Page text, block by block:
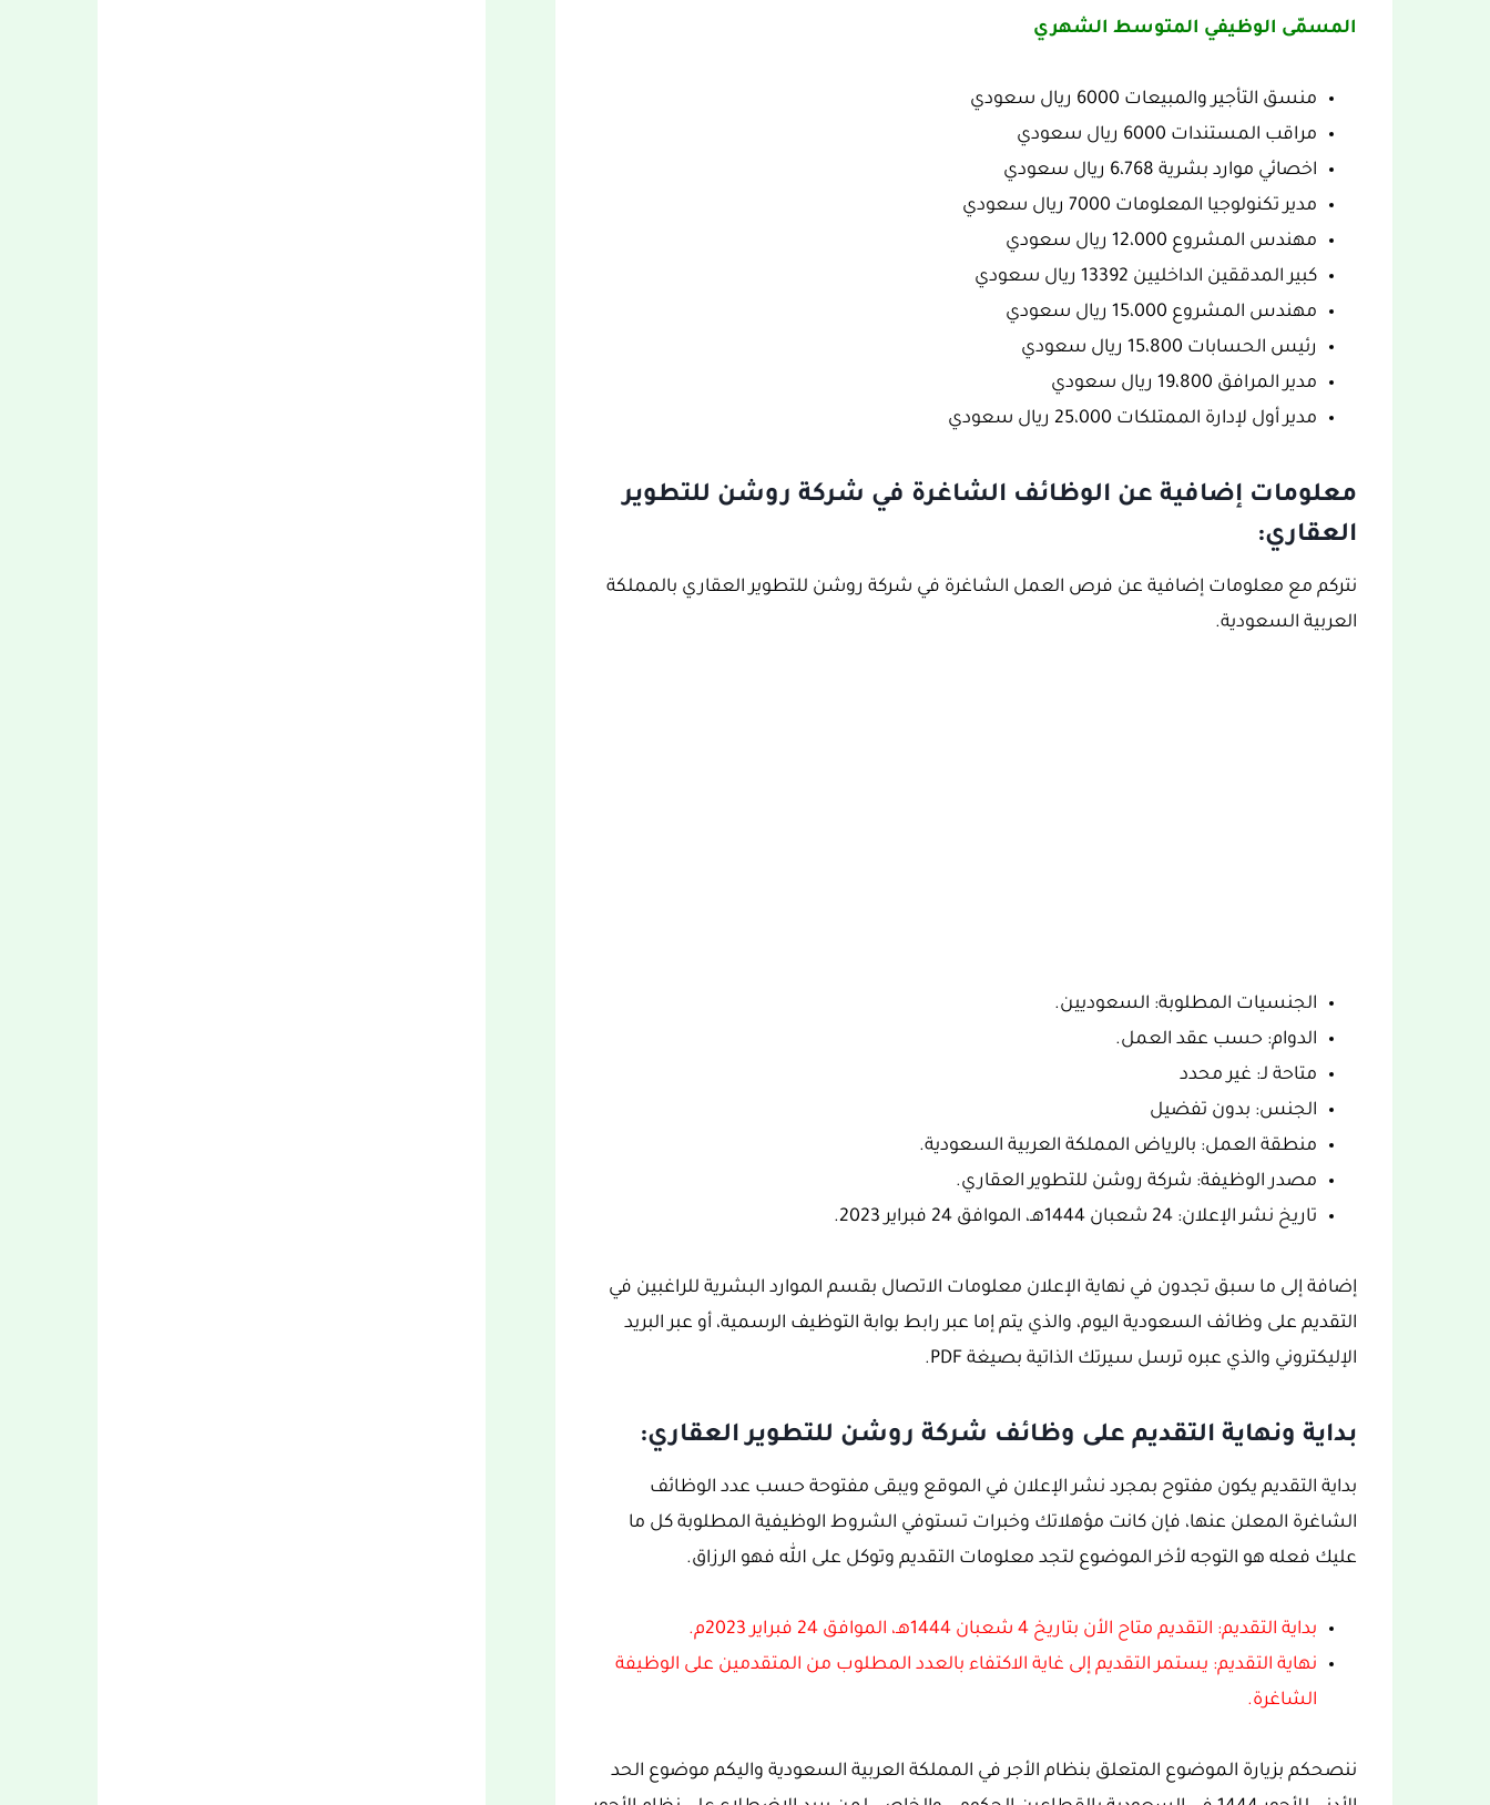
المسمّى الوظيفي المتوسط الشهري
منسق التأجير والمبيعات 6000 ريال سعودي
مراقب المستندات 6000 ريال سعودي
اخصائي موارد بشرية 6،768 ريال سعودي
مدير تكنولوجيا المعلومات 7000 ريال سعودي
مهندس المشروع 12،000 ريال سعودي
كبير المدققين الداخليين 13392 ريال سعودي
مهندس المشروع 15،000 ريال سعودي
رئيس الحسابات 15،800 ريال سعودي
مدير المرافق 19،800 ريال سعودي
مدير أول لإدارة الممتلكات 25،000 ريال سعودي
معلومات إضافية عن الوظائف الشاغرة في شركة روشن للتطوير
العقاري:
نتركم مع معلومات إضافية عن فرص العمل الشاغرة في شركة روشن للتطوير العقاري بالمملكة
العربية السعودية.
الجنسيات المطلوبة: السعوديين.
الدوام: حسب عقد العمل.
متاحة لـ: غير محدد
الجنس: بدون تفضيل
منطقة العمل: بالرياض المملكة العربية السعودية.
مصدر الوظيفة: شركة روشن للتطوير العقاري.
تاريخ نشر الإعلان: 24 شعبان 1444هـ، الموافق 24 فبراير 2023.
إضافة إلى ما سبق تجدون في نهاية الإعلان معلومات الاتصال بقسم الموارد البشرية للراغبين في
التقديم على وظائف السعودية اليوم، والذي يتم إما عبر رابط بوابة التوظيف الرسمية، أو عبر البريد
الإليكتروني والذي عبره ترسل سيرتك الذاتية بصيغة PDF.
بداية ونهاية التقديم على وظائف شركة روشن للتطوير العقاري:
بداية التقديم يكون مفتوح بمجرد نشر الإعلان في الموقع ويبقى مفتوحة حسب عدد الوظائف
الشاغرة المعلن عنها، فإن كانت مؤهلاتك وخبرات تستوفي الشروط الوظيفية المطلوبة كل ما
عليك فعله هو التوجه لأخر الموضوع لتجد معلومات التقديم وتوكل على الله فهو الرزاق.
بداية التقديم: التقديم متاح الأن بتاريخ 4 شعبان 1444هـ، الموافق 24 فبراير 2023م.
نهاية التقديم: يستمر التقديم إلى غاية الاكتفاء بالعدد المطلوب من المتقدمين على الوظيفة
الشاغرة.
ننصحكم بزيارة الموضوع المتعلق بنظام الأجر في المملكة العربية السعودية واليكم موضوع الحد